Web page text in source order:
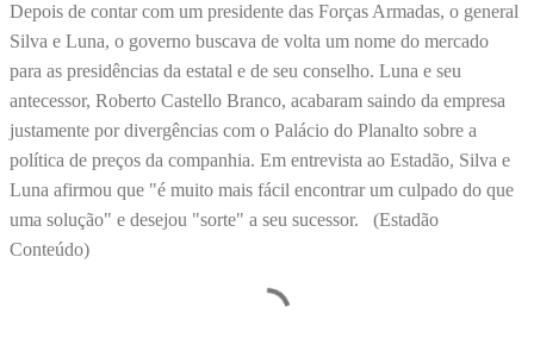
Depois de contar com um presidente das Forças Armadas, o general
Silva e Luna, o governo buscava de volta um nome do mercado
para as presidências da estatal e de seu conselho. Luna e seu
antecessor, Roberto Castello Branco, acabaram saindo da empresa
justamente por divergências com o Palácio do Planalto sobre a
política de preços da companhia. Em entrevista ao Estadão, Silva e
Luna afirmou que "é muito mais fácil encontrar um culpado do que
uma solução" e desejou "sorte" a seu sucessor. (Estadão
Conteúdo)